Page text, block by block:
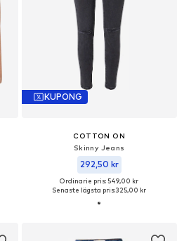
KUPONG
COTTON ON
Skinny Jeans
292,50 kr
Ordinarie pris: 549,00 kr
Senaste lägsta pris:325,00 kr